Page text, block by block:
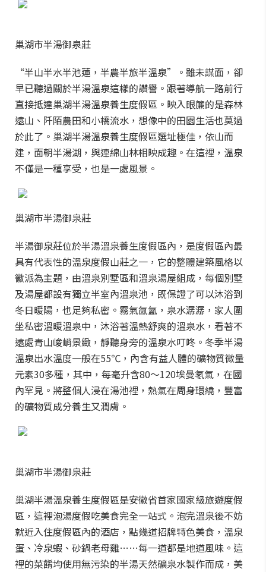
巢湖市半湯御泉莊
“半山半水半池蓮，半農半旅半溫泉”。雖未謀面，卻
早已聽過關於半湯溫泉這樣的讚譽。跟著導航一路前行
直接抵達巢湖半湯溫泉養生度假區。映入眼簾的是森林
遠山、阡陌農田和小橋流水，想像中的田園生活也莫過
於此了。巢湖半湯溫泉養生度假區選址極佳，依山而
建，面朝半湯湖，與連綿山林相映成趣。在這裡，溫泉
不僅是一種享受，也是一處風景。
巢湖市半湯御泉莊
半湯御泉莊位於半湯溫泉養生度假區內，是度假區內最
具有代表性的溫泉度假山莊之一，它的整體建築風格以
徽派為主題，由溫泉別墅區和溫泉湯屋組成，每個別墅
及湯屋都設有獨立半室內溫泉池，既保證了可以沐浴到
冬日暖陽，也足夠私密。霧氣氤氳，泉水潺潺，家人圍
坐私密溫暖溫泉中，沐浴著溫熱舒爽的溫泉水，看著不
遠處青山峻峭景緻，靜聽身旁的溫泉水叮咚。冬季半湯
溫泉出水溫度一般在55℃，內含有益人體的礦物質微量
元素30多種，其中，每毫升含80～120埃曼氡氣，在國
內罕見。將整個人浸在湯池裡，熱氣在周身環繞，豐富
的礦物質成分養生又潤膚。
巢湖市半湯御泉莊
巢湖半湯溫泉養生度假區是安徽省首家國家級旅遊度假
區，這裡泡湯度假吃美食完全一站式。泡完溫泉後不妨
就近入住度假區內的酒店，點幾道招牌特色美食，溫泉
蛋、冷泉蝦、砂鍋老母雞……每一道都是地道風味。這
裡的菜餚均使用無污染的半湯天然礦泉水製作而成，美